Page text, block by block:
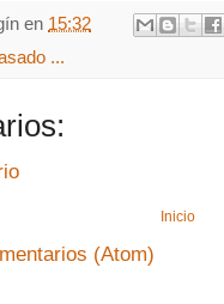
en 15:32
...
Inicio
(Atom)